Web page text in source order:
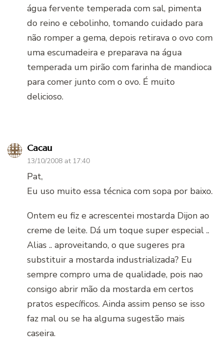
água fervente temperada com sal, pimenta
do reino e cebolinho, tomando cuidado para
não romper a gema, depois retirava o ovo com
uma escumadeira e preparava na água
temperada um pirão com farinha de mandioca
para comer junto com o ovo. É muito
delicioso.
Cacau
13/10/2008 at 17:40
Pat,
Eu uso muito essa técnica com sopa por baixo.
Ontem eu fiz e acrescentei mostarda Dijon ao
creme de leite. Dá um toque super especial ..
Alias .. aproveitando, o que sugeres pra
substituir a mostarda industrializada? Eu
sempre compro uma de qualidade, pois nao
consigo abrir mão da mostarda em certos
pratos específicos. Ainda assim penso se isso
faz mal ou se ha alguma sugestão mais
caseira.